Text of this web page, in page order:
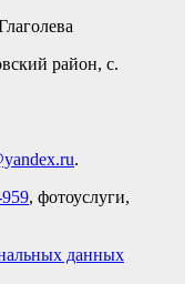
район, с.
.
, фотоуслуги,
данных